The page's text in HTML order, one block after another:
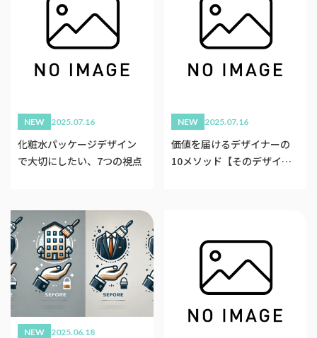
NEW 2025.07.16
化粧水パッケージデザイン
で大切にしたい、7つの視点
NEW 2025.07.16
価値を届けるデザイナーの
10メソッド【そのデザイ
NEW 2025.06.18